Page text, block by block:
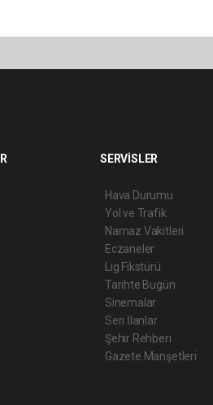
SERVİSLER
Hava Durumu
Yol ve Trafik
Namaz Vakitleri
Eczaneler
Lig Fikstürü
Tarihte Bugün
Sinemalar
Seri İlanlar
Şehir Rehberi
Gazete Manşetleri